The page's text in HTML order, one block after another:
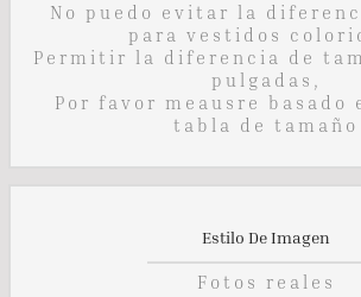
No puedo evitar la
para vestidos
Permitir la diferencia de
pulgadas,
Por favor meausre basado
tabla de tamaño
Estilo De Imagen
Fotos reales